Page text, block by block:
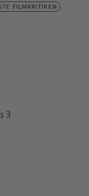
FILMKRITIKEN
3